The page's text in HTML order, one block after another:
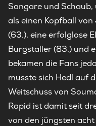
Sangare und
als einen Kopfball
(63.), eine erfolglose
Burgstaller (83.) und
bekamen die Fans
musste sich Hedl auf
Weitschuss von
Rapid ist damit seit
von den jüngsten